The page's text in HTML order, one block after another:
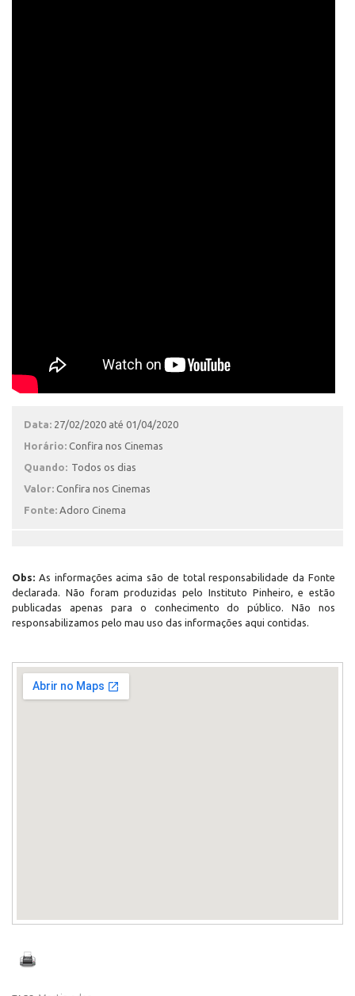
Data: 27/02/2020 até 01/04/2020
Horário: Confira nos Cinemas
Quando: Todos os dias
Valor: Confira nos Cinemas
Fonte: Adoro Cinema
Obs: As informações acima são de total responsabilidade da Fonte
declarada. Não foram produzidas pelo Instituto Pinheiro, e estão
publicadas apenas para o conhecimento do público. Não nos
responsabilizamos pelo mau uso das informações aqui contidas.